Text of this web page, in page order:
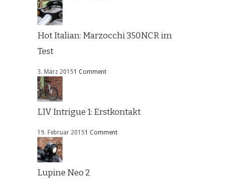
Hot Italian: Marzocchi 350NCR im
Test
3. März 20151 Comment
LIV Intrigue 1: Erstkontakt
19. Februar 20151 Comment
Lupine Neo 2